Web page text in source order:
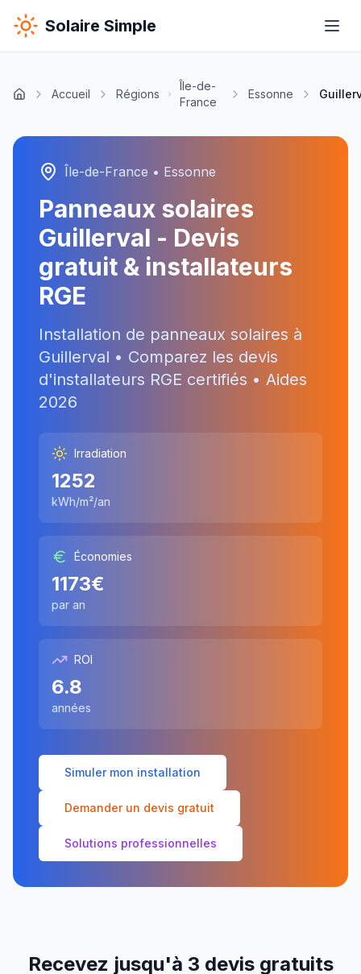
Solaire Simple
Accueil Régions
Île-de-
France
Essonne
Île-de-France • Essonne
Panneaux solaires
Guillerval - Devis
gratuit & installateurs
RGE
Installation de panneaux solaires à
Guillerval • Comparez les devis
d'installateurs RGE certifiés • Aides
2026
Irradiation
1252
kWh/m²/an
Économies
1173€
par an
ROI
6.8
années
Simuler mon installation
Demander un devis gratuit
Solutions professionnelles
Recevez jusqu'à 3 devis gratuits